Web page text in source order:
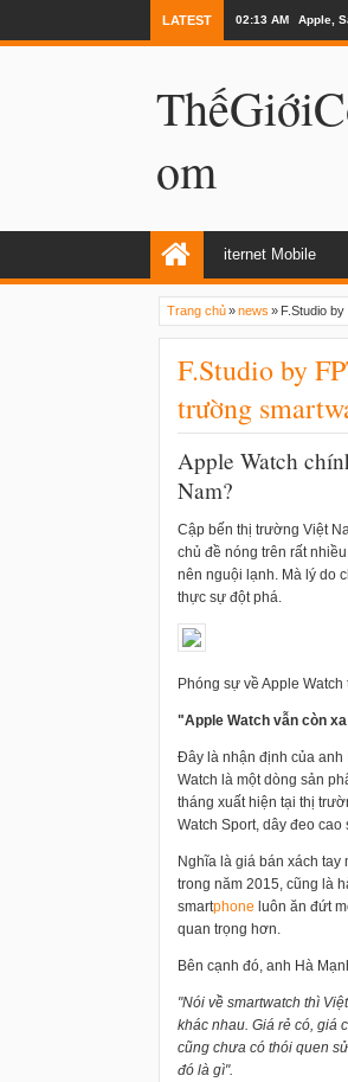
LATEST 02:13 AM Apple,
om
iternet Mobile
Trang chủ»news » F.Studio
F.Studio by
trường
Apple Watch
Nam?
Cập bến thị trường Việt
chủ đề nóng trên rất
nên nguội lạnh. Mà lý do
thực sự đột phá.
Phóng sự về Apple
"Apple Watch vẫn còn
Đây là nhận định của anh
Watch là một dòng sản
tháng xuất hiện tại thị
Watch Sport, dây đeo cao
Nghĩa là giá bán xách
trong năm 2015, cũng là
smartphone luôn ăn đứt
quan trọng hơn.
Bên cạnh đó, anh Hà
"Nói về smartwatch thì
khác nhau. Giá rẻ có, giá
cũng chưa có thói quen
đó là gì".